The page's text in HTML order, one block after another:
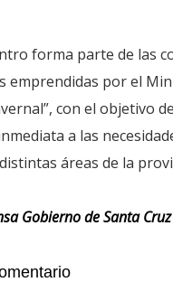
forma parte de las
emprendidas por el
con el objetivo
a las
áreas de la
Gobierno de Santa Cruz